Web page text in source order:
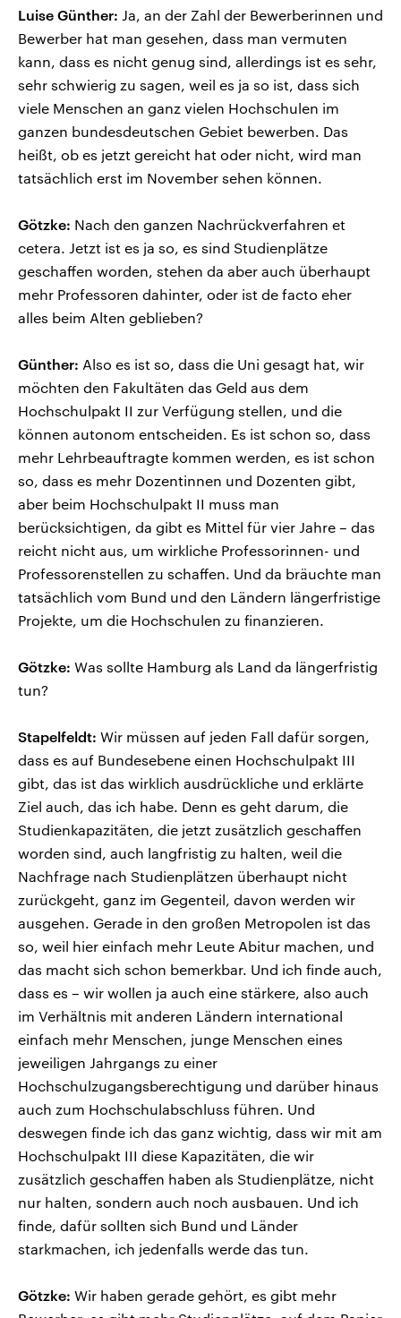
Luise Günther: Ja, an der Zahl der Bewerberinnen und
Bewerber hat man gesehen, dass man vermuten
kann, dass es nicht genug sind, allerdings ist es sehr,
sehr schwierig zu sagen, weil es ja so ist, dass sich
viele Menschen an ganz vielen Hochschulen im
ganzen bundesdeutschen Gebiet bewerben. Das
heißt, ob es jetzt gereicht hat oder nicht, wird man
tatsächlich erst im November sehen können.
Götzke: Nach den ganzen Nachrückverfahren et
cetera. Jetzt ist es ja so, es sind Studienplätze
geschaffen worden, stehen da aber auch überhaupt
mehr Professoren dahinter, oder ist de facto eher
alles beim Alten geblieben?
Günther: Also es ist so, dass die Uni gesagt hat, wir
möchten den Fakultäten das Geld aus dem
Hochschulpakt II zur Verfügung stellen, und die
können autonom entscheiden. Es ist schon so, dass
mehr Lehrbeauftragte kommen werden, es ist schon
so, dass es mehr Dozentinnen und Dozenten gibt,
aber beim Hochschulpakt II muss man
berücksichtigen, da gibt es Mittel für vier Jahre – das
reicht nicht aus, um wirkliche Professorinnen- und
Professorenstellen zu schaffen. Und da bräuchte man
tatsächlich vom Bund und den Ländern längerfristige
Projekte, um die Hochschulen zu finanzieren.
Götzke: Was sollte Hamburg als Land da längerfristig
tun?
Stapelfeldt: Wir müssen auf jeden Fall dafür sorgen,
dass es auf Bundesebene einen Hochschulpakt III
gibt, das ist das wirklich ausdrückliche und erklärte
Ziel auch, das ich habe. Denn es geht darum, die
Studienkapazitäten, die jetzt zusätzlich geschaffen
worden sind, auch langfristig zu halten, weil die
Nachfrage nach Studienplätzen überhaupt nicht
zurückgeht, ganz im Gegenteil, davon werden wir
ausgehen. Gerade in den großen Metropolen ist das
so, weil hier einfach mehr Leute Abitur machen, und
das macht sich schon bemerkbar. Und ich finde auch,
dass es – wir wollen ja auch eine stärkere, also auch
im Verhältnis mit anderen Ländern international
einfach mehr Menschen, junge Menschen eines
jeweiligen Jahrgangs zu einer
Hochschulzugangsberechtigung und darüber hinaus
auch zum Hochschulabschluss führen. Und
deswegen finde ich das ganz wichtig, dass wir mit am
Hochschulpakt III diese Kapazitäten, die wir
zusätzlich geschaffen haben als Studienplätze, nicht
nur halten, sondern auch noch ausbauen. Und ich
finde, dafür sollten sich Bund und Länder
starkmachen, ich jedenfalls werde das tun.
Götzke: Wir haben gerade gehört, es gibt mehr